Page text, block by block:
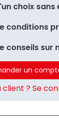
choix sans
conditions
conseils sur
un
client ? Se